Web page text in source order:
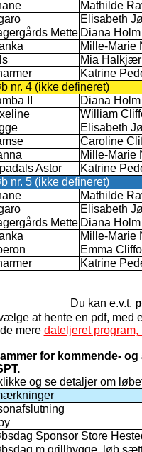
Mathilde
Elisabeth
Mette Diana
Mille-Marie
Mia Halkjær
Katrine
nr. 4 (ikke defineret)
II
Diana
William
Elisabeth
Caroline
Mille-Marie
Astor
Katrine
nr. 5 (ikke defineret)
Mathilde
Elisabeth
Mette Diana
Mille-Marie
Emma
Katrine
Du kan e.v.t.
at hente en pdf, med
mere dateljeret
for kommende-
og se detaljer om
Sponsor Store
m grillhygge. løb